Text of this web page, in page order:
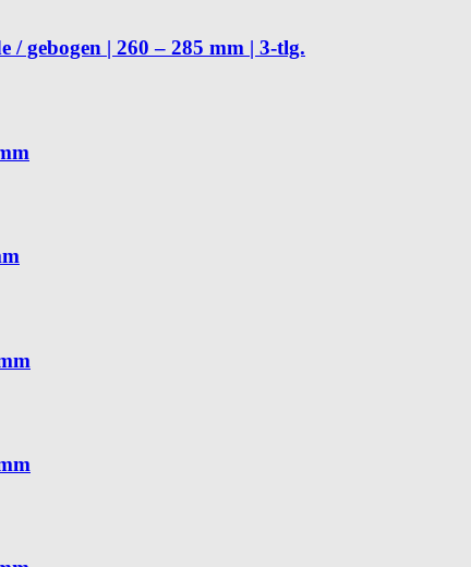
/ gebogen | 260 – 285 mm | 3-tlg.